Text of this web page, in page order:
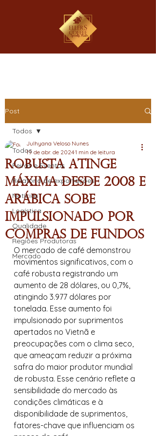
Post
Todos
Feiras e Eventos
Relatório de exportações
Notícias
Logística
Qualidade
Regiões Produtoras
Mercado
Todos
Robusta atinge
máxima desde 2008 e
Arábica sobe
impulsionado por
compras de fundos
Julhyana Veloso Nunes
19 de abr. de 20241 min de leitura
O mercado de café demonstrou
movimentos significativos, com o
café robusta registrando um
aumento de 28 dólares, ou 0,7%,
atingindo 3.977 dólares por
tonelada. Esse aumento foi
impulsionado por suprimentos
apertados no Vietnã e
preocupações com o clima seco,
que ameaçam reduzir a próxima
safra do maior produtor mundial
de robusta. Esse cenário reflete a
sensibilidade do mercado às
condições climáticas e à
disponibilidade de suprimentos,
fatores-chave que influenciam os